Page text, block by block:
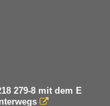
279-8 mit dem E
